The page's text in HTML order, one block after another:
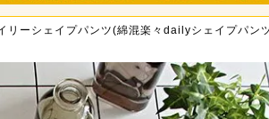
リーシェイプパンツ(綿混楽々dailyシェイプパン